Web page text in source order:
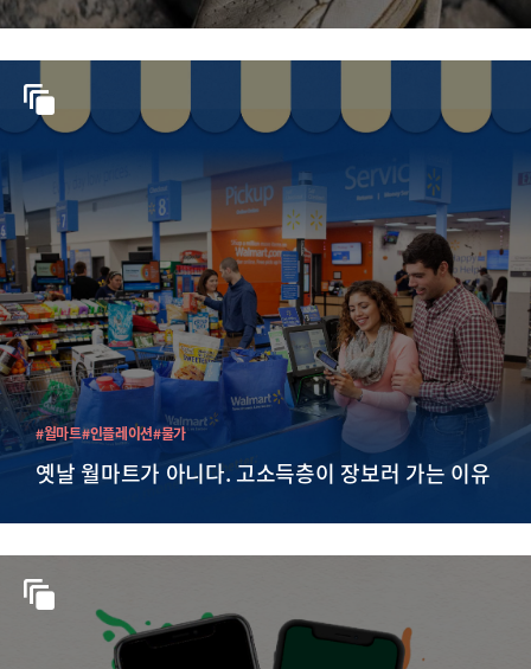
옛날 월마트가 아니다. 고소득층이 장보러 가는 이유
#월마트#인플레이션#물가